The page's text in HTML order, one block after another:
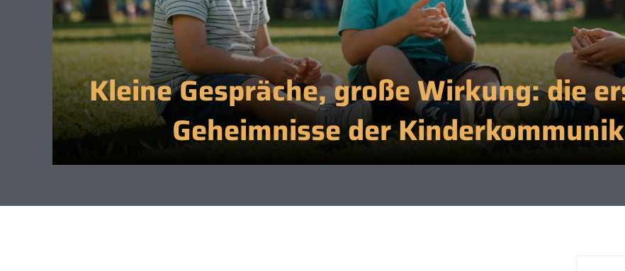
Kleine Gespräche, große Wirkung: die
Geheimnisse der